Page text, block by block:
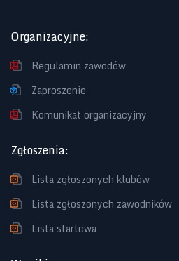
Organizacyjne:
Regulamin zawodów
Zaproszenie
Komunikat organizacyjny
Zgłoszenia:
Lista zgłoszonych klubów
Lista zgłoszonych zawodników
Lista startowa